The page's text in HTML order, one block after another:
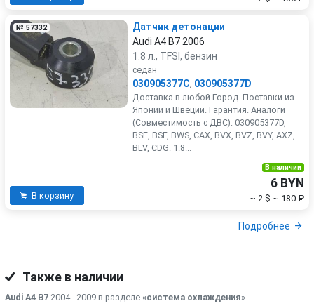
№ 57332
Датчик детонации
Audi A4 B7 2006
1.8 л., TFSI, бензин
седан
030905377C, 030905377D
Доставка в любой Город. Поставки из
Японии и Швеции. Гарантия. Аналоги
(Совместимость с ДВС): 030905377D,
BSE, BSF, BWS, CAX, BVX, BVZ, BVY, AXZ,
BLV, CDG. 1.8...
В корзину
В наличии
6 BYN
~ 2 $ ~ 180 ₽
Подробнее
Также в наличии
Audi A4 B7 2004 - 2009 в разделе «система охлаждения»